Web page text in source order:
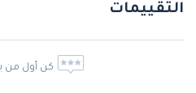
التقييمات
كن أول من